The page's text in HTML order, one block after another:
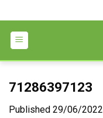
to
content
71286397123
Published 29/06/2022